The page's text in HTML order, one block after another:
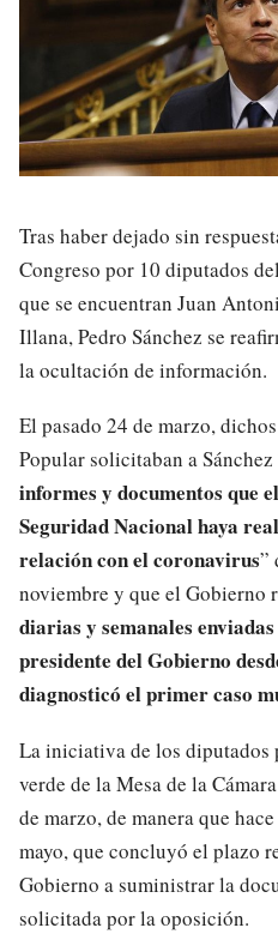
Tras haber dejado sin
Congreso por 10 diputados
que se encuentran Juan
Illana, Pedro Sánchez se
la ocultación de información.
El pasado 24 de marzo,
Popular solicitaban a Sánchez
informes y documentos que
Seguridad Nacional haya
relación con el coronavirus”
noviembre y que el Gobierno
diarias y semanales
presidente del Gobierno
diagnosticó el primer caso
La iniciativa de los diputados
verde de la Mesa de la
de marzo, de manera que
mayo, que concluyó el plazo
Gobierno a suministrar la
solicitada por la oposición.